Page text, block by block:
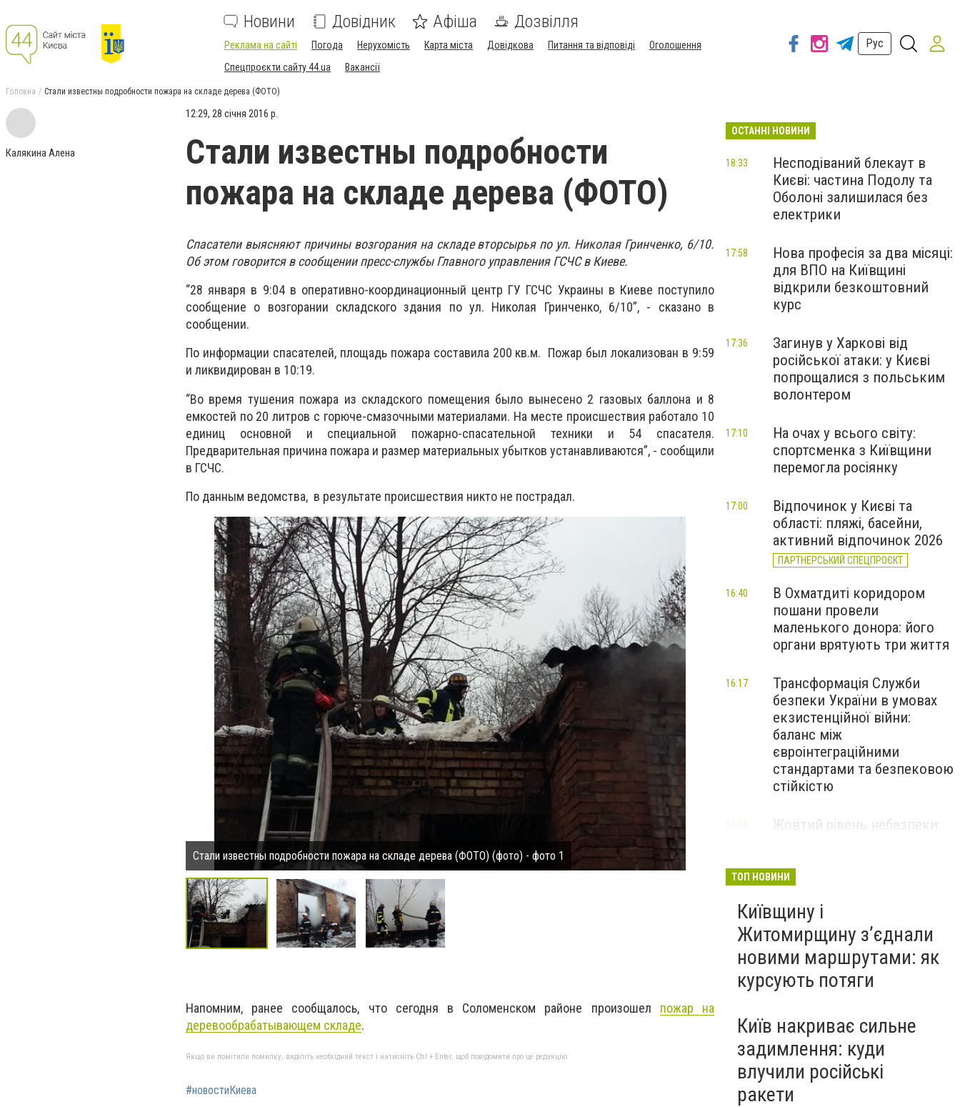
Новини Довідник Афіша Дозвілля
Реклама на сайті Погода Нерухомість Карта міста Довідкова Питання та відповіді
Оголошення
Спецпроєкти сайту 44.ua
Вакансії
Рус
Головна Стали известны подробности пожара на складе дерева (ФОТО)
Калякина Алена
12:29, 28 січня 2016 р.
Стали известны подробности
пожара на складе дерева (ФОТО)
Спасатели выясняют причины возгорания на складе вторсырья по ул. Николая Гринченко, 6/10.
Об этом говорится в сообщении пресс-службы Главного управления ГСЧС в Киеве.
“28 января в 9:04 в оперативно-координационный центр ГУ ГСЧС Украины в Киеве поступило
сообщение о возгорании складского здания по ул. Николая Гринченко, 6/10”, - сказано в
сообщении.
По информации спасателей, площадь пожара составила 200 кв.м. Пожар был локализован в 9:59
и ликвидирован в 10:19.
“Во время тушения пожара из складского помещения было вынесено 2 газовых баллона и 8
емкостей по 20 литров с горюче-смазочными материалами. На месте происшествия работало 10
единиц основной и специальной пожарно-спасательной техники и 54 спасателя.
Предварительная причина пожара и размер материальных убытков устанавливаются”, - сообщили
в ГСЧС.
По данным ведомства, в результате происшествия никто не пострадал.
Стали известны подробности пожара на складе дерева (ФОТО) (фото) - фото 1
Напомним, ранее сообщалось, что сегодня в Соломенском районе произошел пожар на
деревообрабатывающем складе.
Якщо ви помітили помилку, виділіть необхідний текст і натисніть Ctrl + Enter, щоб повідомити про це редакцію
#новостиКиева
ОСТАННІ НОВИНИ
Несподіваний блекаут в
Києві: частина Подолу та
Оболоні залишилася без
електрики
18:33
Нова професія за два місяці:
для ВПО на Київщині
відкрили безкоштовний
курс
17:58
Загинув у Харкові від
російської атаки: у Києві
попрощалися з польським
волонтером
17:36
На очах у всього світу:
спортсменка з Київщини
перемогла росіянку
17:10
Відпочинок у Києві та
області: пляжі, басейни,
активний відпочинок 2026
ПАРТНЕРСЬКИЙ СПЕЦПРОЄКТ
17:00
В Охматдиті коридором
пошани провели
маленького донора: його
органи врятують три життя
16:40
Трансформація Служби
безпеки України в умовах
екзистенційної війни:
баланс між
євроінтеграційними
стандартами та безпековою
стійкістю
16:17
Жовтий рівень небезпеки:
16:15
ТОП НОВИНИ
Київщину і
Житомирщину з’єднали
новими маршрутами: як
курсують потяги
Київ накриває сильне
задимлення: куди
влучили російські
ракети